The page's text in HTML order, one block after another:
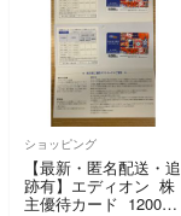
ショッピング
【最新・匿名配送・追
跡有】エディオン 株
主優待カード 12000